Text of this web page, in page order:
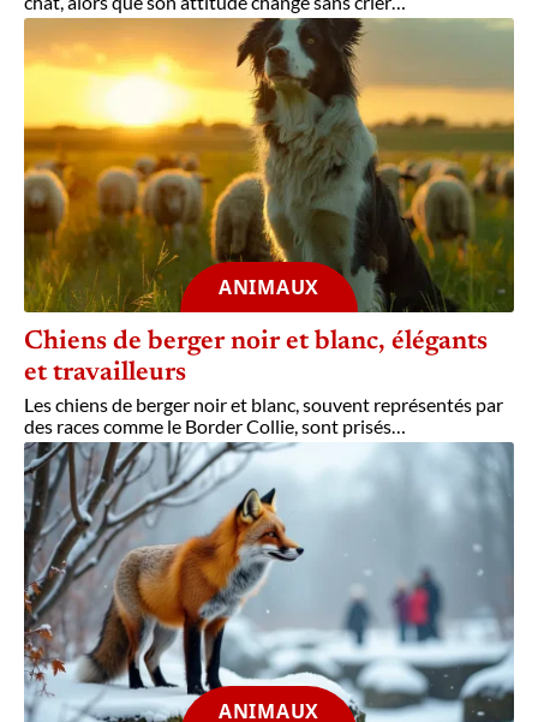
ANIMAUX
Chiens de berger noir et blanc, élégants
et travailleurs
Les chiens de berger noir et blanc, souvent représentés par
des races comme le Border Collie, sont prisés…
ANIMAUX